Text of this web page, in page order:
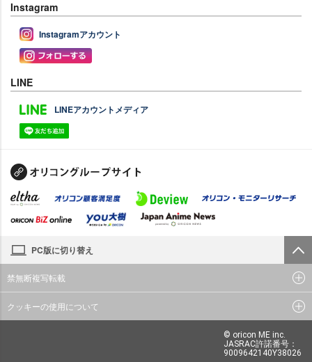
Instagram
Instagramアカウント
LINE
LINEアカウントメディア
PC版に切り替え
禁無断複写転載
クッキーの使用について
© oricon ME inc.
JASRAC許諾番号：
9009642140Y38026